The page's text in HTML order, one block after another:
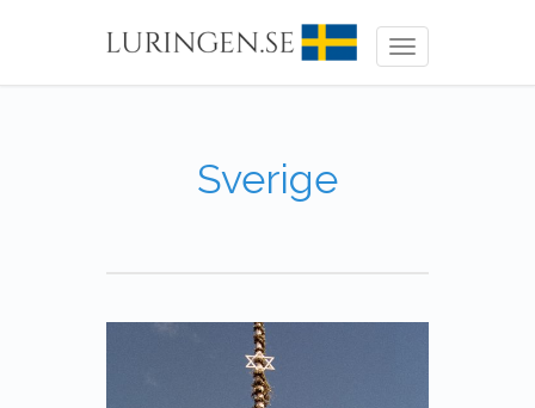
Toggle
navigation
Sverige